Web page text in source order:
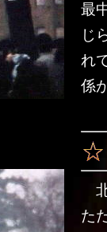
最
じ
れ
係
た